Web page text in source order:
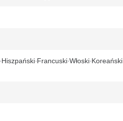
Hiszpański Francuski Włoski Koreański